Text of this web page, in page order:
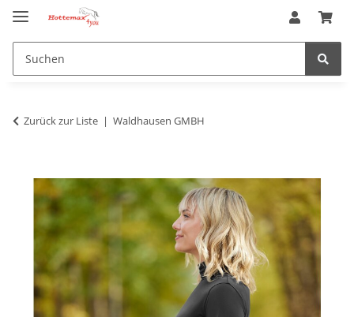
Zurück zur Liste Waldhausen GMBH